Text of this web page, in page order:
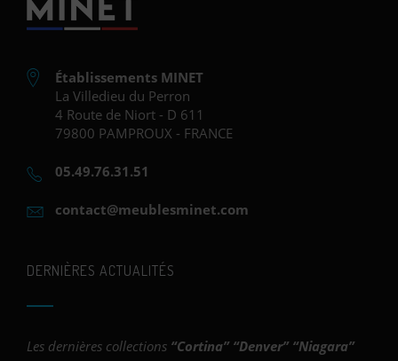
Établissements MINET
La Villedieu du Perron
4 Route de Niort - D 611
79800 PAMPROUX - FRANCE
05.49.76.31.51
contact@meublesminet.com
DERNIÈRES ACTUALITÉS
Les dernières collections “Cortina” “Denver” “Niagara”